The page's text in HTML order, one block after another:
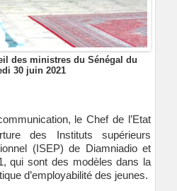
des ministres du Sénégal du
30 juin 2021
le Chef de l’Etat
des Instituts supérieurs
(ISEP) de Diamniadio et
qui sont des modèles dans la
d’employabilité des jeunes.